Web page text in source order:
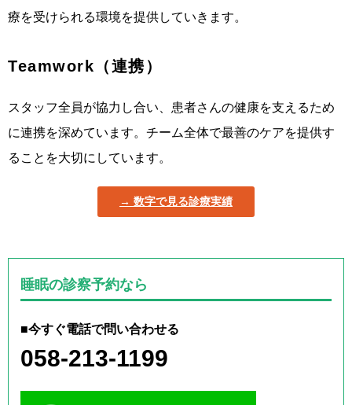
療を受けられる環境を提供していきます。
Teamwork（連携）
スタッフ全員が協力し合い、患者さんの健康を支えるため
に連携を深めています。チーム全体で最善のケアを提供す
ることを大切にしています。
数字で見る診療実績
睡眠の診察予約なら
■今すぐ電話で問い合わせる
058-213-1199